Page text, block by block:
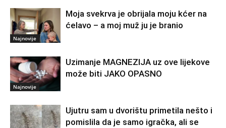
Najnovije
Moja svekrva je obrijala moju kćer na
ćelavo – a moj muž ju je branio
Najnovije
Uzimanje MAGNEZIJA uz ove lijekove
može biti JAKO OPASNO
Ujutru sam u dvorištu primetila nešto i
pomislila da je samo igračka, ali se